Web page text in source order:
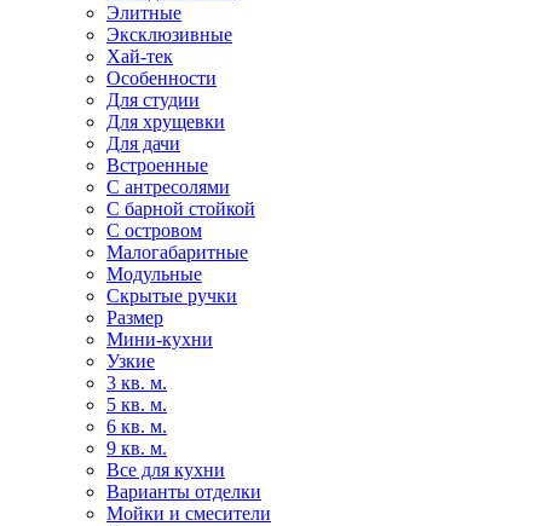
Элитные
Эксклюзивные
Хай-тек
Особенности
Для студии
Для хрущевки
Для дачи
Встроенные
С антресолями
С барной стойкой
С островом
Малогабаритные
Модульные
Скрытые ручки
Размер
Мини-кухни
Узкие
3 кв. м.
5 кв. м.
6 кв. м.
9 кв. м.
Все для кухни
Варианты отделки
Мойки и смесители